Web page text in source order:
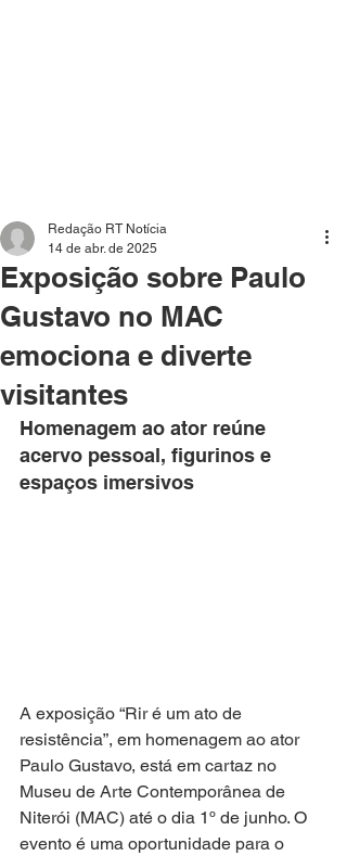
Exposição sobre Paulo
Gustavo no MAC
emociona e diverte
visitantes
Redação RT Notícia
14 de abr. de 2025
Homenagem ao ator reúne
acervo pessoal, figurinos e
espaços imersivos
A exposição “Rir é um ato de
resistência”, em homenagem ao ator
Paulo Gustavo, está em cartaz no
Museu de Arte Contemporânea de
Niterói (MAC) até o dia 1º de junho. O
evento é uma oportunidade para o